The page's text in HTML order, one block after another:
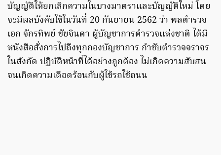
บัญญัติให้ยกเลิกความในบางมาตราและบัญญัติใหม่ โดย
จะมีผลบังคับใช้ในวันที่ 20 กันยายน 2562 ว่า พลตำรวจ
เอก จักรทิพย์ ชัยจินดา ผู้บัญชาการตำรวจแห่งชาติ ได้มี
หนังสือสั่งการไปถึงทุกกองบัญชาการ กำชับตำรวจจราจร
ในสังกัด ปฏิบัติหน้าที่ได้อย่างถูกต้อง ไม่เกิดความสับสน
จนเกิดความเดือดร้อนกับผู้ใช้รถใช้ถนน